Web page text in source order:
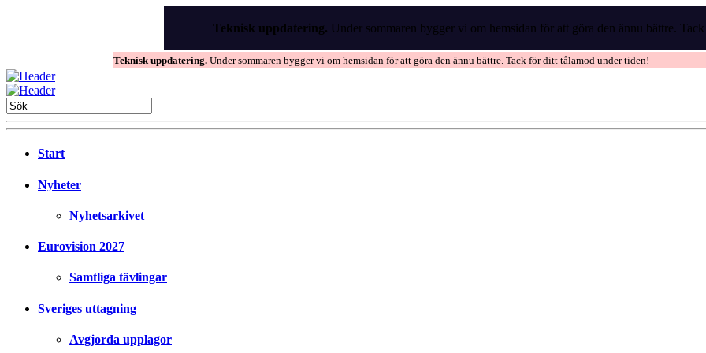
Teknisk uppdatering. Under sommaren bygger vi om hemsidan för att göra den ännu bättre.
Teknisk uppdatering. Under sommaren bygger vi om hemsidan för att göra den ännu bättre. Tack för ditt tålamod under tiden!
Start
Nyheter
Nyhetsarkivet
Eurovision 2027
Samtliga tävlingar
Sveriges uttagning
Avgjorda upplagor